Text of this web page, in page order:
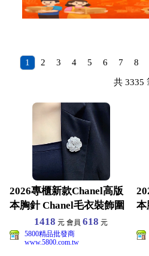
1 2 3 4 5 6 7 8
共3335
2026專櫃新款Chanel高版
本胸針 Chanel毛衣裝飾圍
巾配飾1418 元 會員618 元
5800精品批發商
www.5800.com.tw
本